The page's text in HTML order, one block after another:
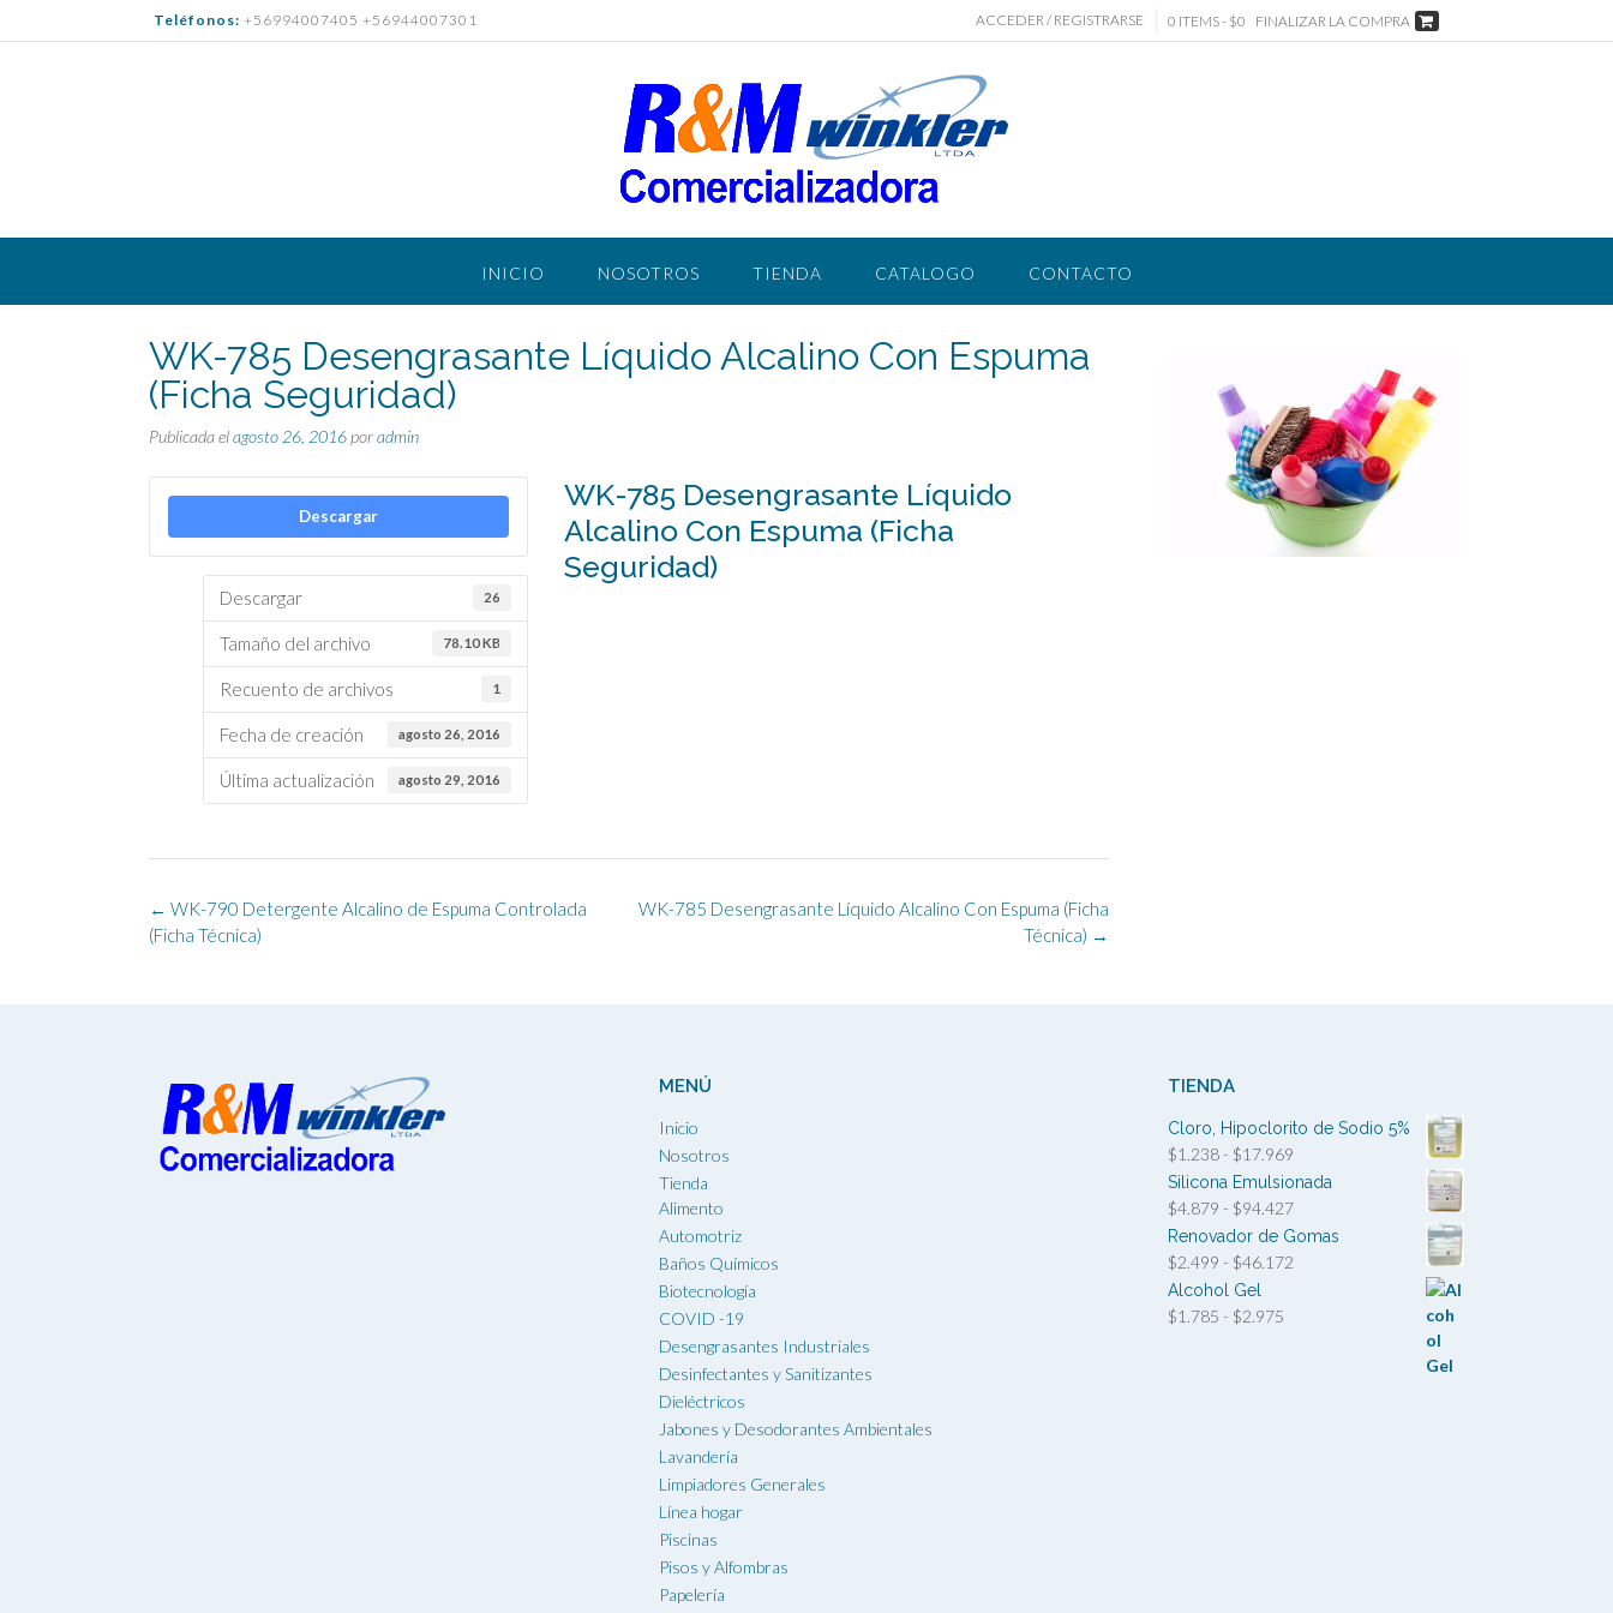
al
Teléfonos: +56994007405 +56944007301 ACCEDER / REGISTRARSE 0 ITEMS - $0 FINALIZAR LA COMPRA
INICIO NOSOTROS TIENDA CATALOGO CONTACTO
WK-785 Desengrasante Líquido Alcalino Con Espuma
(Ficha Seguridad)
Publicada elagosto 26, 2016poradmin
Descargar
Descargar 26
Tamaño del archivo 78.10 KB
Recuento de archivos 1
Fecha de creación agosto 26, 2016
Última actualización agosto 29, 2016
WK-785 Desengrasante Líquido
Alcalino Con Espuma (Ficha
Seguridad)
Navegación
de
WK-785 Desengrasante Líquido Alcalino Con Espuma (Ficha
Técnica) →
← WK-790 Detergente Alcalino de Espuma Controlada
(Ficha Técnica)
MENÚ
Inicio
Nosotros
Tienda
Alimento
Automotriz
Baños Químicos
Biotecnología
COVID -19
Desengrasantes Industriales
Desinfectantes y Sanitizantes
Dieléctricos
Jabones y Desodorantes Ambientales
Lavandería
Limpiadores Generales
Línea hogar
Piscinas
Pisos y Alfombras
Papelería
TIENDA
Cloro, Hipoclorito de Sodio 5%
$1.238 - $17.969
de
precios:
desde
Silicona Emulsionada
$4.879 - $94.427Rango
de
Renovador de Gomas
$2.499 - $46.172
Alcohol Gel
$1.785 - $2.975